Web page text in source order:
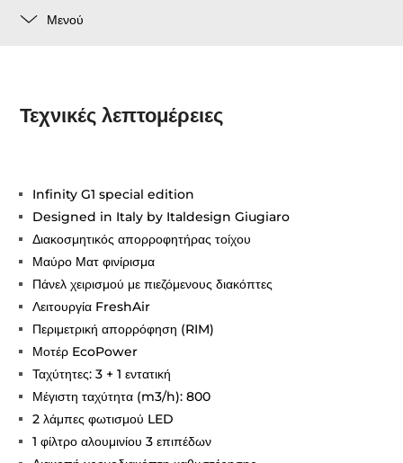
Μενού
Τεχνικές λεπτομέρειες
Infinity G1 special edition
Designed in Italy by Italdesign Giugiaro
Διακοσμητικός απορροφητήρας τοίχου
Μαύρο Ματ φινίρισμα
Πάνελ χειρισμού με πιεζόμενους διακόπτες
Λειτουργία FreshAir
Περιμετρική απορρόφηση (RIM)
Μοτέρ EcoPower
Ταχύτητες: 3 + 1 εντατική
Μέγιστη ταχύτητα (m3/h): 800
2 λάμπες φωτισμού LED
1 φίλτρο αλουμινίου 3 επιπέδων